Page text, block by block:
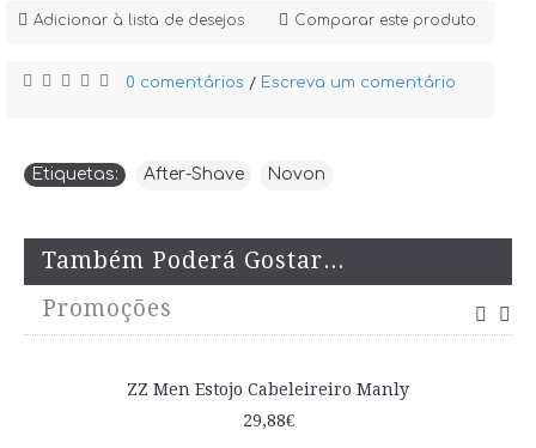
Adicionar à lista de desejos Comparar este produto
0 comentários / Escreva um comentário
Etiquetas: After-Shave Novon
Também Poderá Gostar...
Promoções
ZZ Men Estojo Cabeleireiro Manly
29,88€